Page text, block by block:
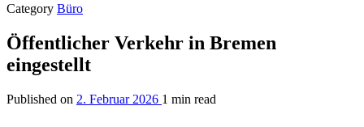
Category Büro
Öffentlicher Verkehr in Bremen
eingestellt
Published on 2. Februar 2026 1 min read